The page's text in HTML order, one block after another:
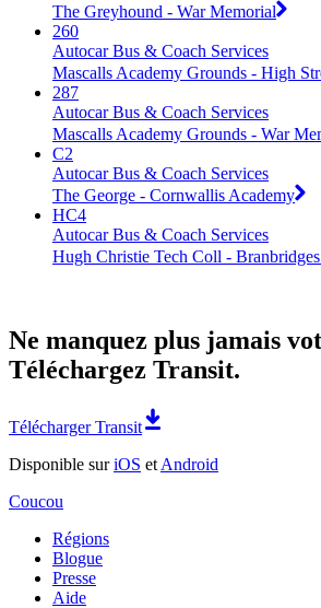
The Greyhound - War Memorial
260
Autocar Bus & Coach Services
Mascalls Academy Grounds - High
287
Autocar Bus & Coach Services
Mascalls Academy Grounds - War
C2
Autocar Bus & Coach Services
The George - Cornwallis Academy
HC4
Autocar Bus & Coach Services
Hugh Christie Tech Coll -
Ne manquez plus jamais
Téléchargez Transit.
Télécharger Transit
Disponible suriOS et Android
Coucou
Régions
Blogue
Presse
Aide